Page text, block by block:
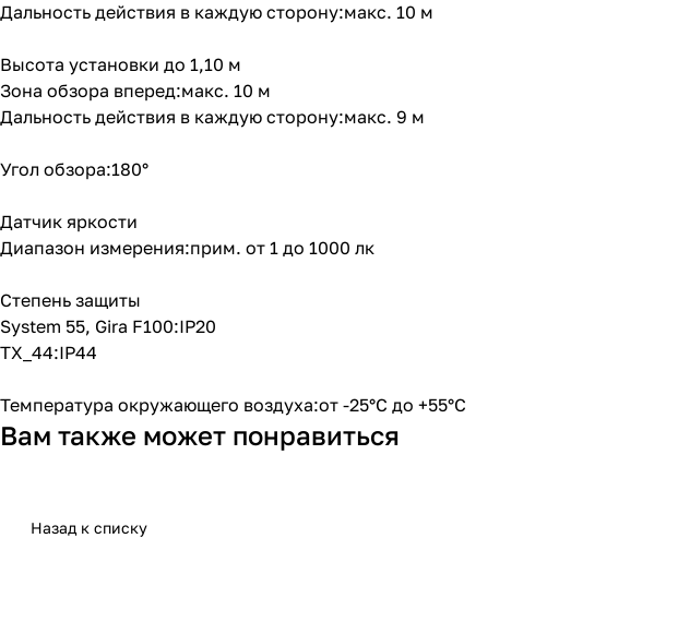
Дальность действия в каждую сторону:макс. 10 м
Высота установки до 1,10 м
Зона обзора вперед:макс. 10 м
Дальность действия в каждую сторону:макс. 9 м
Угол обзора:180°
Датчик яркости
Диапазон измерения:прим. от 1 до 1000 лк
Степень защиты
System 55, Gira F100:IP20
TX_44:IP44
Температура окружающего воздуха:от -25°C до +55°C
Вам также может понравиться
Назад к списку